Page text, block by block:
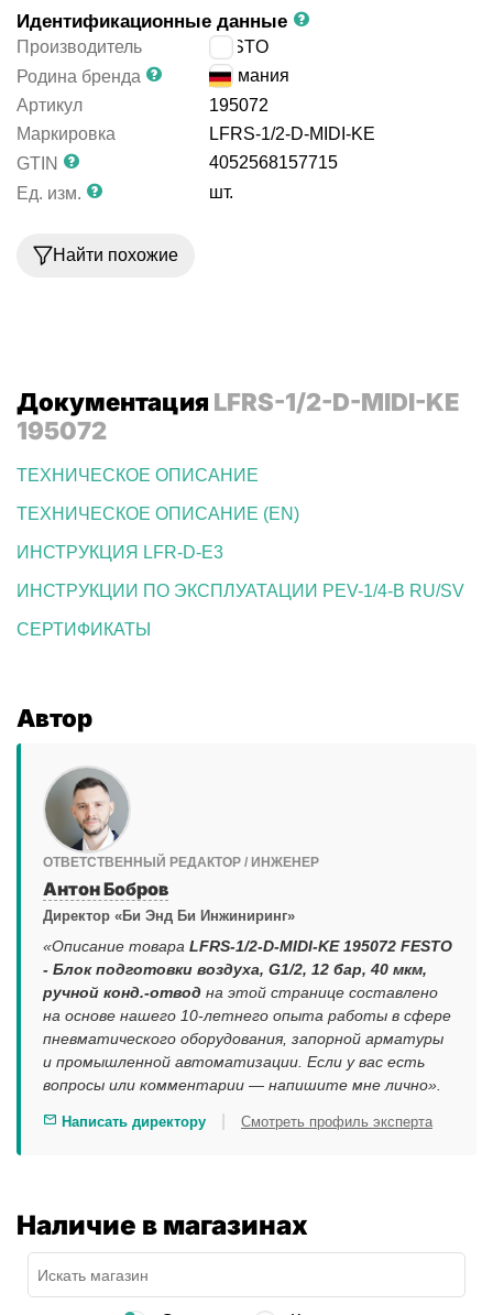
Идентификационные данные
Производитель
FESTO
Родина бренда
Германия
Артикул
195072
Маркировка
LFRS-1/2-D-MIDI-KE
GTIN
4052568157715
Ед. изм.
шт.
Найти похожие
Документация LFRS-1/2-D-MIDI-KE
195072
ТЕХНИЧЕСКОЕ ОПИСАНИЕ
ТЕХНИЧЕСКОЕ ОПИСАНИЕ (EN)
ИНСТРУКЦИЯ LFR-D-E3
ИНСТРУКЦИИ ПО ЭКСПЛУАТАЦИИ PEV-1/4-B RU/SV
СЕРТИФИКАТЫ
Автор
ОТВЕТСТВЕННЫЙ РЕДАКТОР / ИНЖЕНЕР
Антон Бобров
Директор «Би Энд Би Инжиниринг»
«Описание товара LFRS-1/2-D-MIDI-KE 195072 FESTO
- Блок подготовки воздуха, G1/2, 12 бар, 40 мкм,
ручной конд.-отвод на этой странице составлено
на основе нашего 10-летнего опыта работы в сфере
пневматического оборудования, запорной арматуры
и промышленной автоматизации. Если у вас есть
вопросы или комментарии — напишите мне лично».
Написать директору Смотреть профиль эксперта
Наличие в магазинах